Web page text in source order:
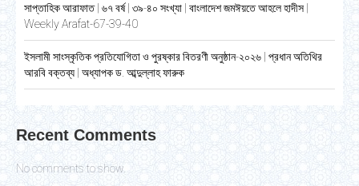
সাপ্তাহিক আরাফাত | ৬৭ বর্ষ | ৩৯-৪০ সংখ্যা | বাংলাদেশ জমঈয়তে আহলে হাদীস |
Weekly Arafat-67-39-40
ইসলামী সাংস্কৃতিক প্রতিযোগিতা ও পুরষ্কার বিতরণী অনুষ্ঠান-২০২৬ | প্রধান অতিথির
আরবি বক্তব্য | অধ্যাপক ড. আব্দুল্লাহ ফারুক
Recent Comments
No comments to show.